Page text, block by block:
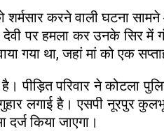
शर्मसार करने वाली घटना
पर हमला कर उनके सिर
गया था, जहां मां को एक
परिवार ने कोटला
लगाई है। एसपी नूरपुर
किया जाएगा।